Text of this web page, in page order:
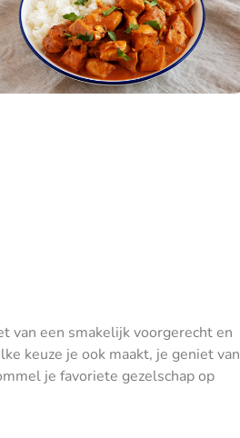
van een smakelijk voorgerecht en
keuze je ook maakt, je geniet van
je favoriete gezelschap op